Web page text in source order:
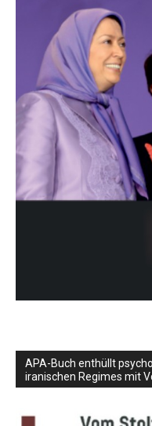
APA-Buch enthüllt
iranischen Regimes mit